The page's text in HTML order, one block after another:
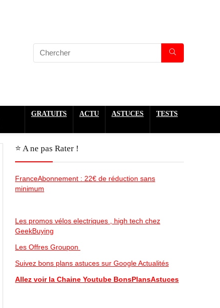
GRATUITS ACTU ASTUCES TESTS
⭐️ A ne pas Rater !
FranceAbonnement : 22€ de réduction sans
minimum
Les promos vélos electriques , high tech chez
GeekBuying
Les Offres Groupon
Suivez bons plans astuces sur Google Actualités
Allez voir la Chaine Youtube BonsPlansAstuces